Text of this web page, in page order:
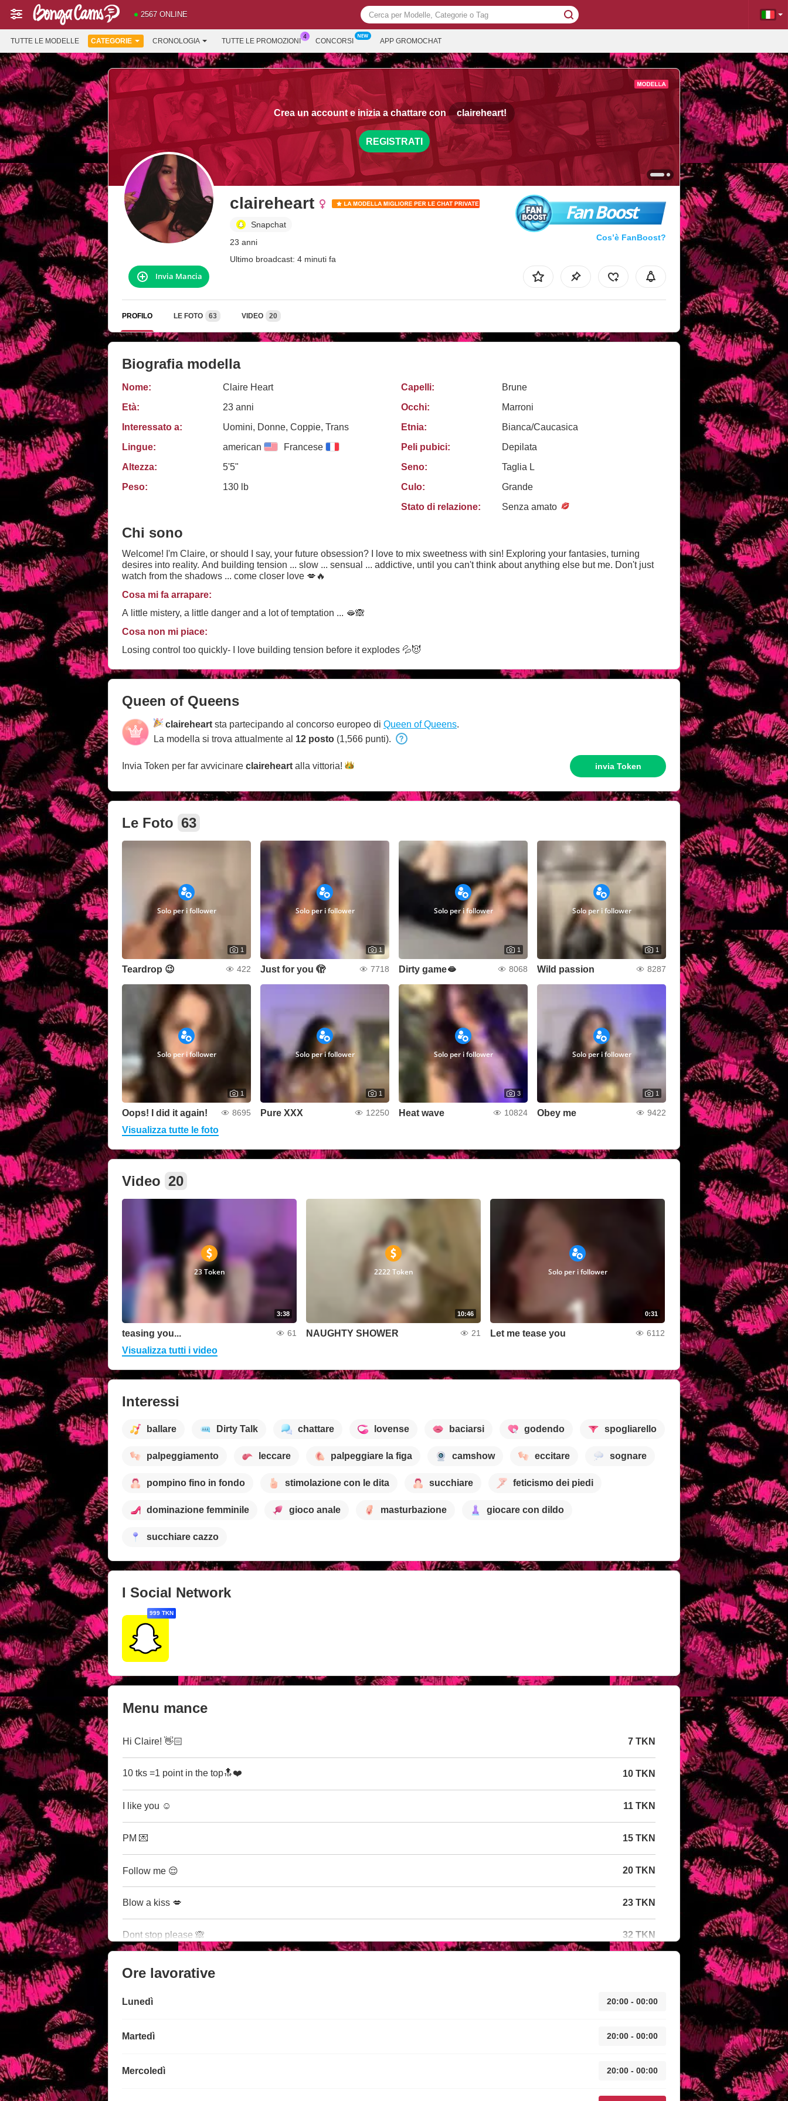
2567 ONLINE
TUTTE LE MODELLE CATEGORIE CRONOLOGIA TUTTE LE PROMOZIONI CONCORSI APP GROMOCHAT
Crea un account e inizia a chattare con claireheart!
REGISTRATI
claireheart
Snapchat
23 anni
Ultimo broadcast: 4 minuti fa
Fan Boost
Cos’è FanBoost?
Invia Mancia
PROFILO LE FOTO 63 VIDEO 20
Biografia modella
Nome:
Claire Heart
Età:
23 anni
Interessato a:
Uomini, Donne, Coppie, Trans
Lingue:
american Francese
Altezza:
5'5"
Peso:
130 lb
Capelli:
Brune
Occhi:
Marroni
Etnia:
Bianca/Caucasica
Peli pubici:
Depilata
Seno:
Taglia L
Culo:
Grande
Stato di relazione:
Senza amato
Chi sono
Welcome! I'm Claire, or should I say, your future obsession? I love to mix sweetness with sin! Exploring your fantasies, turning
desires into reality. And building tension ... slow ... sensual ... addictive, until you can't think about anything else but me. Don't just
watch from the shadows ... come closer love 💋🔥
Cosa mi fa arrapare:
A little mistery, a little danger and a lot of temptation ... 🫦🙈
Cosa non mi piace:
Losing control too quickly- I love building tension before it explodes 💦😈
Queen of Queens
claireheart sta partecipando al concorso europeo di Queen of Queens.
La modella si trova attualmente al 12 posto (1,566 punti).
Invia Token per far avvicinare claireheart alla vittoria! invia Token
Le Foto 63
Solo per i follower
1
Teardrop 😉 422
Solo per i follower
1
Just for you 🫣 7718
Solo per i follower
1
Dirty game🫦 8068
Solo per i follower
1
Wild passion 8287
Solo per i follower
1
Oops! I did it again! 8695
Solo per i follower
1
Pure XXX 12250
Solo per i follower
3
Heat wave 10824
Solo per i follower
1
Obey me 9422
Visualizza tutte le foto
Video 20
3:38
23 Token
teasing you... 61
10:46
2222 Token
NAUGHTY SHOWER 21
0:31
Solo per i follower
Let me tease you 6112
Visualizza tutti i video
Interessi
ballare Dirty Talk chattare lovense baciarsi godendo spogliarello
palpeggiamento leccare palpeggiare la figa camshow eccitare sognare
pompino fino in fondo stimolazione con le dita succhiare feticismo dei piedi
dominazione femminile gioco anale masturbazione giocare con dildo
succhiare cazzo
I Social Network
999 TKN
Menu mance
Hi Claire! 👋🏻 7 TKN
10 tks =1 point in the top🔝❤️ 10 TKN
I like you ☺️ 11 TKN
PM 💌 15 TKN
Follow me 😌 20 TKN
Blow a kiss 💋 23 TKN
Dont stop please 🙈 32 TKN
Ore lavorative
Lunedì 20:00 - 00:00
Martedì 20:00 - 00:00
Mercoledì 20:00 - 00:00